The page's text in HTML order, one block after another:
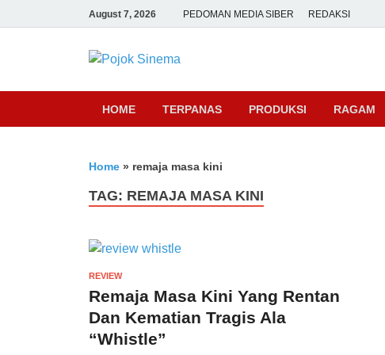
August 7, 2026 PEDOMAN MEDIA SIBER REDAKSI
Pojok Sinema
HOME TERPANAS PRODUKSI RAGAM
Home » remaja masa kini
TAG: REMAJA MASA KINI
REVIEW
Remaja Masa Kini Yang Rentan
Dan Kematian Tragis Ala
“Whistle”